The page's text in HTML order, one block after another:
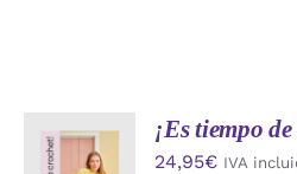
AÑADIR
AL
¡Es tiempo
24,95€ IVA